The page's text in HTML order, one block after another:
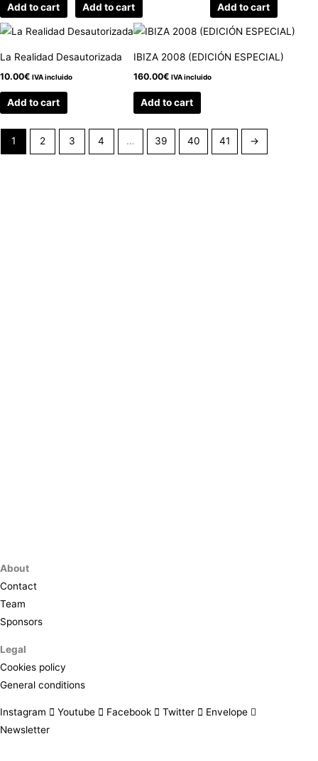
Add to cart Add to cart Add to cart
La Realidad Desautorizada
10.00€ IVA incluido
Add to cart
IBIZA 2008 (EDICIÓN ESPECIAL)
160.00€ IVA incluido
Add to cart
1 2 3 4 … 39 40 41 →
About
Contact
Team
Sponsors
Legal
Cookies policy
General conditions
Instagram Youtube Facebook Twitter
Envelope
Newsletter